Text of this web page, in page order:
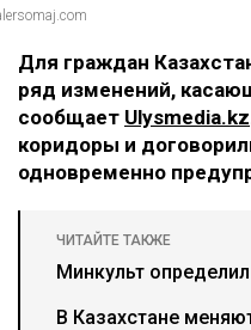
Для граждан
ряд изменений,
сообщает Ulysmedia.kz
коридоры и
одновременно
ЧИТАЙТЕ ТАКЖЕ
Минкульт
В Казахстане